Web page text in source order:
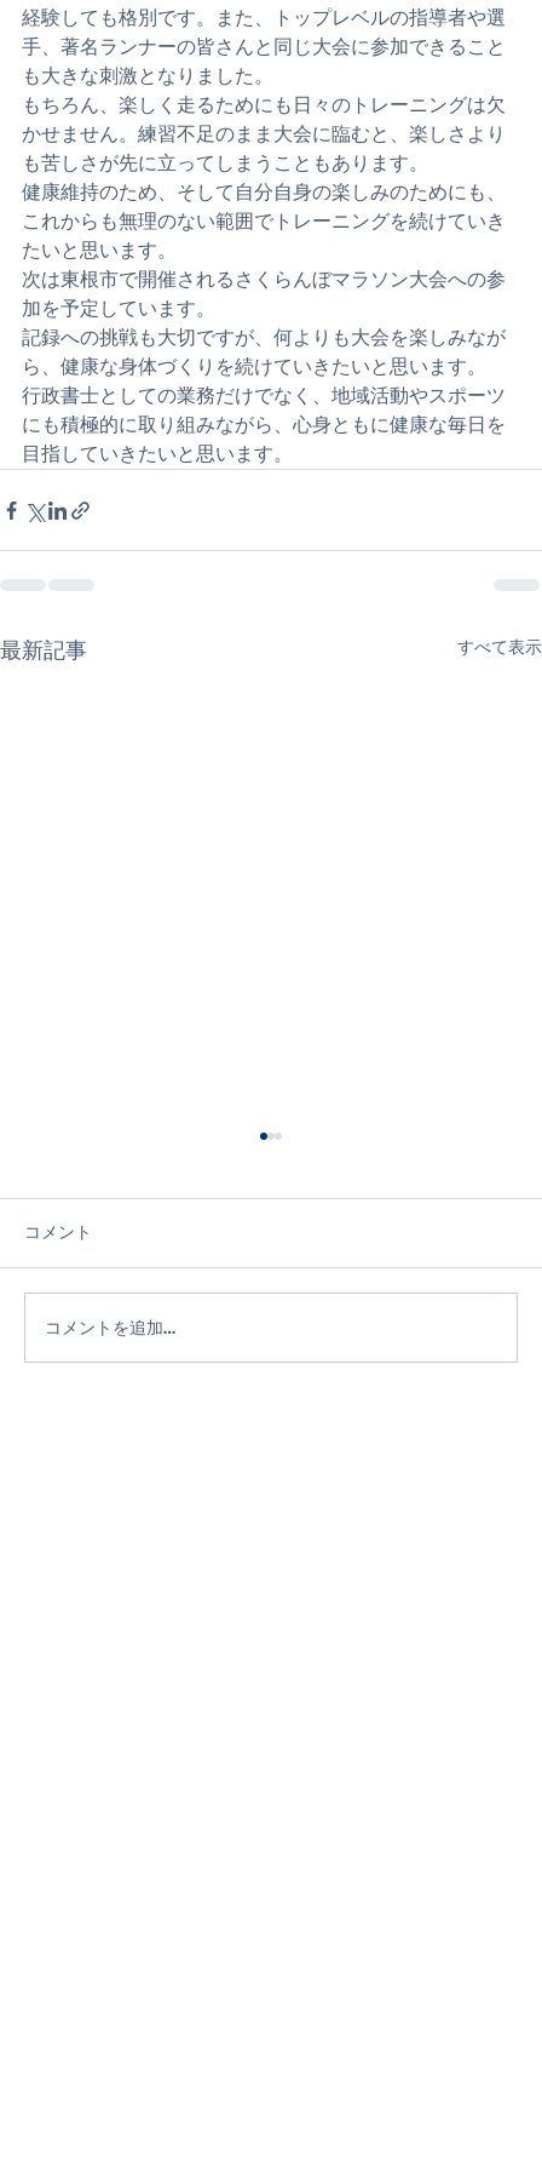
家族と一緒に参加できること、地域の皆さんの応援を受
けながら走れること、そして完走した時の達成感は何度
経験しても格別です。また、トップレベルの指導者や選
手、著名ランナーの皆さんと同じ大会に参加できること
も大きな刺激となりました。
もちろん、楽しく走るためにも日々のトレーニングは欠
かせません。練習不足のまま大会に臨むと、楽しさより
も苦しさが先に立ってしまうこともあります。
健康維持のため、そして自分自身の楽しみのためにも、
これからも無理のない範囲でトレーニングを続けていき
たいと思います。
次は東根市で開催されるさくらんぼマラソン大会への参
加を予定しています。
記録への挑戦も大切ですが、何よりも大会を楽しみなが
ら、健康な身体づくりを続けていきたいと思います。
行政書士としての業務だけでなく、地域活動やスポーツ
にも積極的に取り組みながら、心身ともに健康な毎日を
目指していきたいと思います。